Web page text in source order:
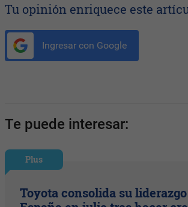
Tu opinión enriquece este
Ingresar con Google
Te puede interesar:
Plus
Toyota consolida su